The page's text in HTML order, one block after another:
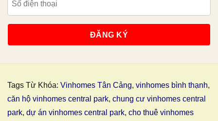
Tags Từ Khóa: Vinhomes Tân Cảng, vinhomes bình thạnh,
căn hộ vinhomes central park, chung cư vinhomes central
park, dự án vinhomes central park, cho thuê vinhomes